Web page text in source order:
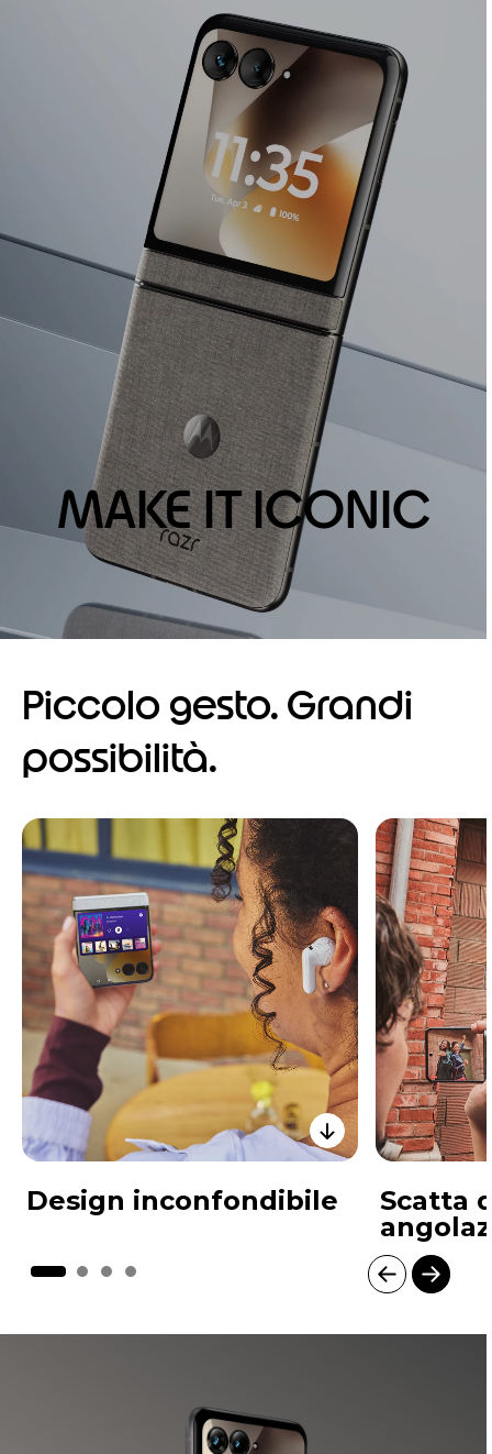
MAKE IT ICONIC
Piccolo gesto. Grandi
possibilità.
Design inconfondibile
Scatta